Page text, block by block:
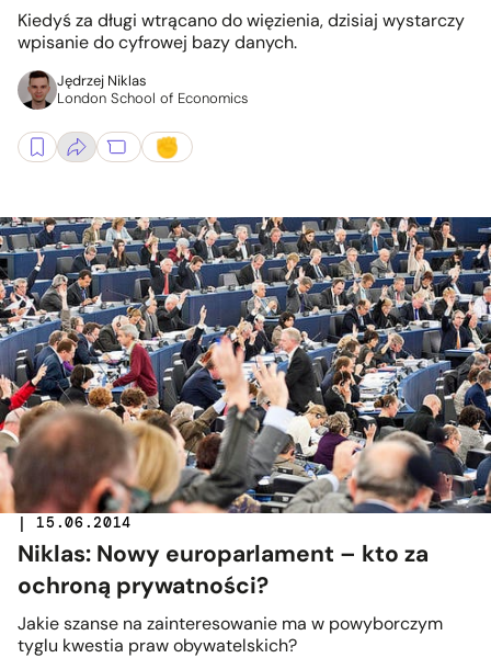
Kiedyś za długi wtrącano do więzienia, dzisiaj wystarczy
wpisanie do cyfrowej bazy danych.
Jędrzej Niklas
London School of Economics
| 15.06.2014
Niklas: Nowy europarlament – kto za
ochroną prywatności?
Jakie szanse na zainteresowanie ma w powyborczym
tyglu kwestia praw obywatelskich?